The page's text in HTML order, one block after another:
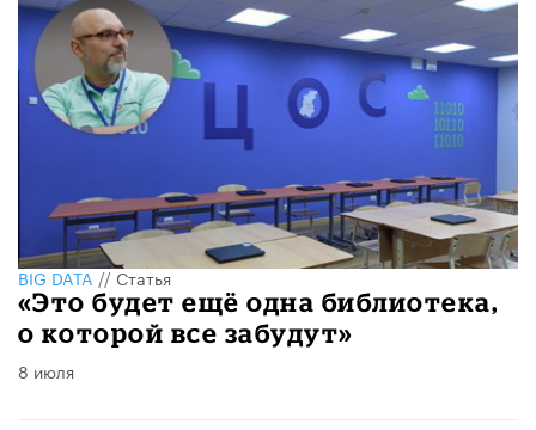
BIG DATA//Статья
«Это будет ещё одна библиотека,
о которой все забудут»
8 июля